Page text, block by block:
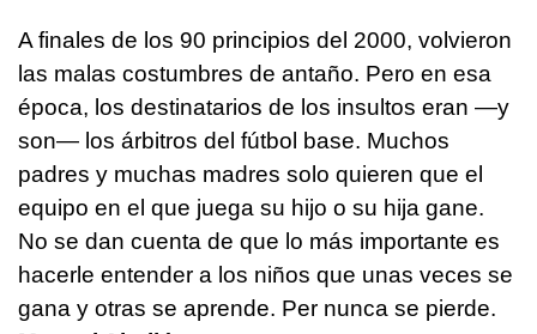
A finales de los 90 principios del 2000, volvieron
las malas costumbres de antaño. Pero en esa
época, los destinatarios de los insultos eran —y
son— los árbitros del fútbol base. Muchos
padres y muchas madres solo quieren que el
equipo en el que juega su hijo o su hija gane.
No se dan cuenta de que lo más importante es
hacerle entender a los niños que unas veces se
gana y otras se aprende. Per nunca se pierde.